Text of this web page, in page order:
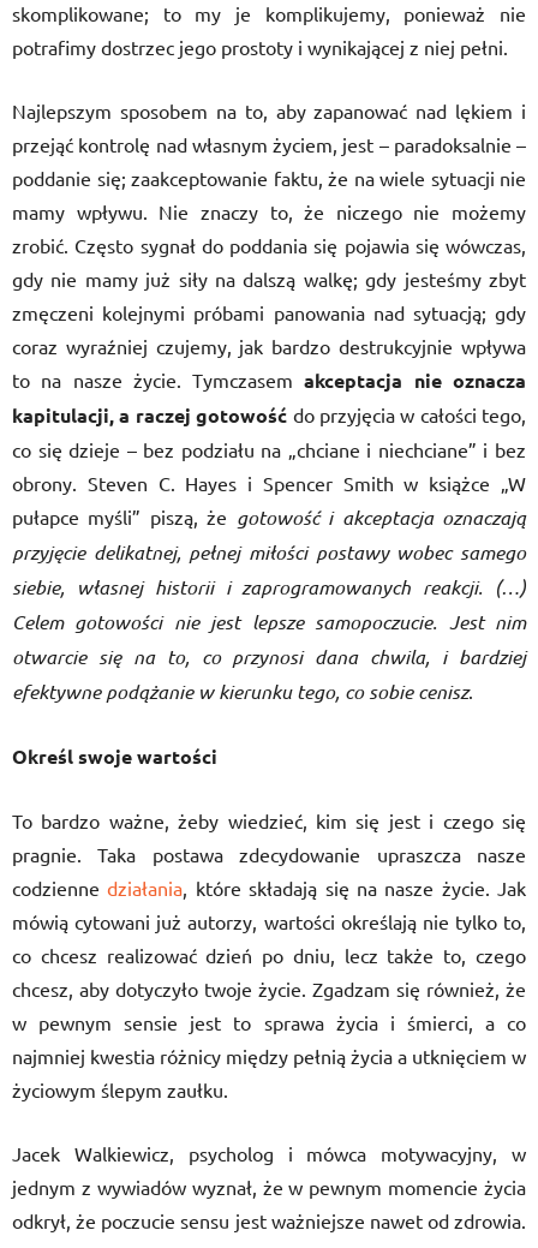
skomplikowane; to my je komplikujemy, ponieważ nie
potrafimy dostrzec jego prostoty i wynikającej z niej pełni.
Najlepszym sposobem na to, aby zapanować nad lękiem i
przejąć kontrolę nad własnym życiem, jest – paradoksalnie –
poddanie się; zaakceptowanie faktu, że na wiele sytuacji nie
mamy wpływu. Nie znaczy to, że niczego nie możemy
zrobić. Często sygnał do poddania się pojawia się wówczas,
gdy nie mamy już siły na dalszą walkę; gdy jesteśmy zbyt
zmęczeni kolejnymi próbami panowania nad sytuacją; gdy
coraz wyraźniej czujemy, jak bardzo destrukcyjnie wpływa
to na nasze życie. Tymczasemakceptacja nie oznacza
kapitulacji, a raczej gotowość do przyjęcia w całości tego,
co się dzieje – bez podziału na „chciane i niechciane” i bez
obrony. Steven C. Hayes i Spencer Smith w książce „W
pułapce myśli” piszą, że gotowość i akceptacja oznaczają
przyjęcie delikatnej, pełnej miłości postawy wobec samego
siebie, własnej historii i zaprogramowanych reakcji. (…)
Celem gotowości nie jest lepsze samopoczucie. Jest nim
otwarcie się na to, co przynosi dana chwila, i bardziej
efektywne podążanie w kierunku tego, co sobie cenisz.
Określ swoje wartości
To bardzo ważne, żeby wiedzieć, kim się jest i czego się
pragnie. Taka postawa zdecydowanie upraszcza nasze
codziennedziałania, które składają się na nasze życie. Jak
mówią cytowani już autorzy, wartości określają nie tylko to,
co chcesz realizować dzień po dniu, lecz także to, czego
chcesz, aby dotyczyło twoje życie. Zgadzam się również, że
w pewnym sensie jest to sprawa życia i śmierci, a co
najmniej kwestia różnicy między pełnią życia a utknięciem w
życiowym ślepym zaułku.
Jacek Walkiewicz, psycholog i mówca motywacyjny, w
jednym z wywiadów wyznał, że w pewnym momencie życia
odkrył, że poczucie sensu jest ważniejsze nawet od zdrowia.